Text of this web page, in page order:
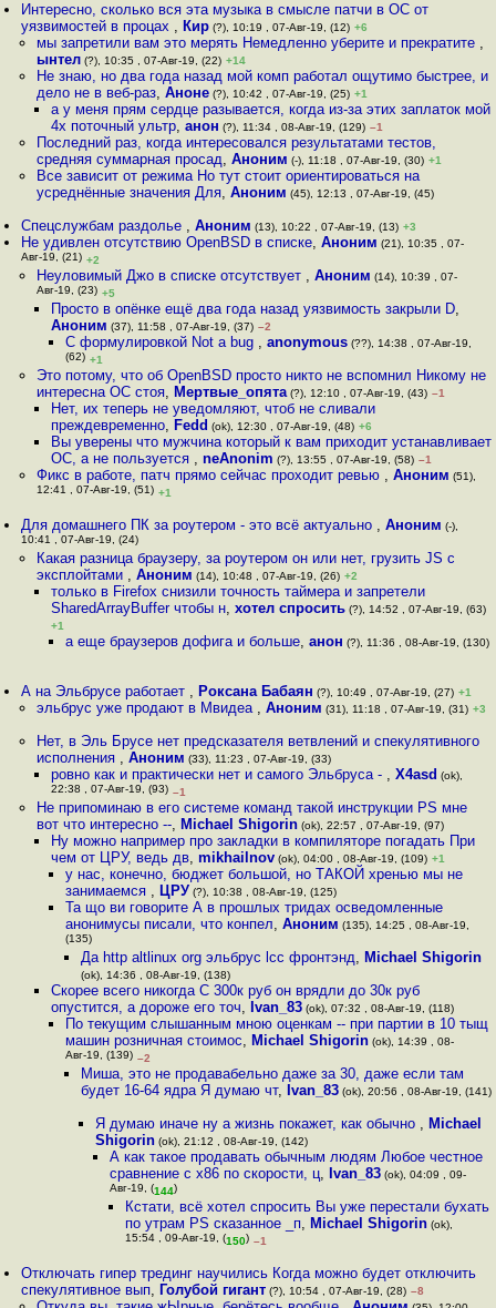
Интересно, сколько вся эта музыка в смысле патчи в ОС от
уязвимостей в процах , Кир (?), 10:19 , 07-Авг-19, (12) +6
мы запретили вам это мерять Немедленно уберите и прекратите ,
ынтел(?), 10:35 , 07-Авг-19, (22) +14
Не знаю, но два года назад мой комп работал ощутимо быстрее, и
дело не в веб-раз, Аноне(?), 10:42 , 07-Авг-19, (25) +1
а у меня прям сердце разывается, когда из-за этих заплаток мой
4х поточный ультр, анон (?), 11:34 , 08-Авг-19, (129) –1
Последний раз, когда интересовался результатами тестов,
средняя суммарная просад, Аноним (-), 11:18 , 07-Авг-19, (30) +1
Все зависит от режима Но тут стоит ориентироваться на
усреднённые значения Для, Аноним (45), 12:13 , 07-Авг-19, (45)
Спецслужбам раздолье ,Аноним (13), 10:22 , 07-Авг-19, (13) +3
Не удивлен отсутствию OpenBSD в списке,Аноним (21), 10:35 , 07-
Авг-19, (21) +2
Неуловимый Джо в списке отсутствует , Аноним (14), 10:39 , 07-
Авг-19, (23) +5
Просто в опёнке ещё два года назад уязвимость закрыли D,
Аноним (37), 11:58 , 07-Авг-19, (37) –2
С формулировкой Not a bug ,anonymous (??), 14:38 , 07-Авг-19,
(62) +1
Это потому, что об OpenBSD просто никто не вспомнил Никому не
интересна ОС стоя, Мертвые_опята(?), 12:10 , 07-Авг-19, (43) –1
Нет, их теперь не уведомляют, чтоб не сливали
преждевременно, Fedd (ok), 12:30 , 07-Авг-19, (48) +6
Вы уверены что мужчина который к вам приходит устанавливает
ОС, а не пользуется , neAnonim (?), 13:55 , 07-Авг-19, (58) –1
Фикс в работе, патч прямо сейчас проходит ревью , Аноним (51),
12:41 , 07-Авг-19, (51) +1
Для домашнего ПК за роутером - это всё актуально ,Аноним (-),
10:41 , 07-Авг-19, (24)
Какая разница браузеру, за роутером он или нет, грузить JS с
эксплойтами , Аноним (14), 10:48 , 07-Авг-19, (26) +2
только в Firefox снизили точность таймера и запретели
SharedArrayBuffer чтобы н, хотел спросить(?), 14:52 , 07-Авг-19, (63)
+1
а еще браузеров дофига и больше,анон (?), 11:36 , 08-Авг-19, (130)
А на Эльбрусе работает , Роксана Бабаян (?), 10:49 , 07-Авг-19, (27) +1
эльбрус уже продают в Мвидеа , Аноним (31), 11:18 , 07-Авг-19, (31) +3
Нет, в Эль Брусе нет предсказателя ветвлений и спекулятивного
исполнения , Аноним (33), 11:23 , 07-Авг-19, (33)
ровно как и практически нет и самого Эльбруса - , X4asd (ok),
22:38 , 07-Авг-19, (93) –1
Не припоминаю в его системе команд такой инструкции PS мне
вот что интересно --, Michael Shigorin(ok), 22:57 , 07-Авг-19, (97)
Ну можно например про закладки в компиляторе погадать При
чем от ЦРУ, ведь дв, mikhailnov(ok), 04:00 , 08-Авг-19, (109) +1
у нас, конечно, бюджет большой, но ТАКОЙ хренью мы не
занимаемся , ЦРУ (?), 10:38 , 08-Авг-19, (125)
Та що ви говорите А в прошлых тридах осведомленные
анонимусы писали, что конпел,Аноним (135), 14:25 , 08-Авг-19,
(135)
Да http altlinux org эльбрус lcc фронтэнд, Michael Shigorin
(ok), 14:36 , 08-Авг-19, (138)
Скорее всего никогда С 300к руб он врядли до 30к руб
опустится, а дороже его точ, Ivan_83(ok), 07:32 , 08-Авг-19, (118)
По текущим слышанным мною оценкам -- при партии в 10 тыщ
машин розничная стоимос, Michael Shigorin (ok), 14:39 , 08-
Авг-19, (139) –2
Миша, это не продавабельно даже за 30, даже если там
будет 16-64 ядра Я думаю чт, Ivan_83(ok), 20:56 , 08-Авг-19, (141)
Я думаю иначе ну а жизнь покажет, как обычно , Michael
Shigorin(ok), 21:12 , 08-Авг-19, (142)
А как такое продавать обычным людям Любое честное
сравнение с х86 по скорости, ц, Ivan_83 (ok), 04:09 , 09-
Авг-19, (144)
Кстати, всё хотел спросить Вы уже перестали бухать
по утрам PS сказанное _п, Michael Shigorin(ok),
15:54 , 09-Авг-19, (150) –1
Отключать гипер трединг научились Когда можно будет отключить
спекулятивное вып, Голубой гигант (?), 10:54 , 07-Авг-19, (28) –8